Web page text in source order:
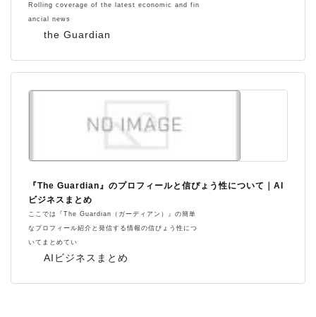
the Guardian
Rolling coverage of the latest economic and fin
ancial news
AIビジネスまとめ
『The Guardian』のプロフィールと信ぴょう性について｜AI
ビジネスまとめ
ここでは『The Guardian（ガーディアン）』の簡単
なプロフィール紹介と発信する情報の信ぴょう性につ
いてまとめてい